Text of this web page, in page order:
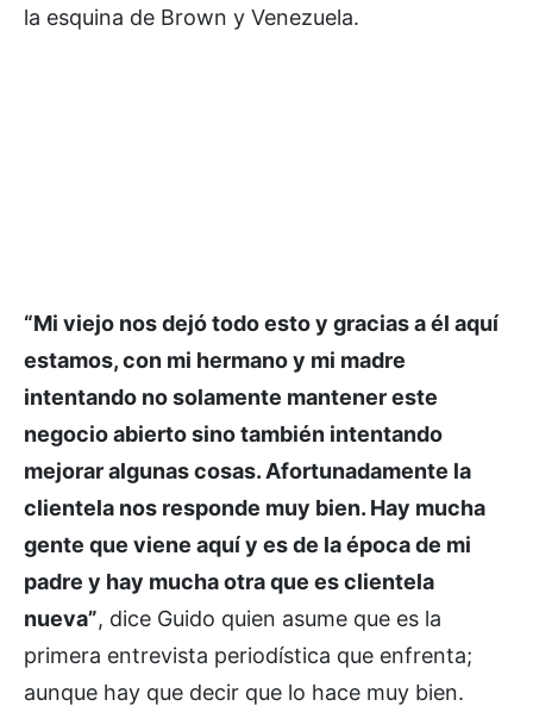
la esquina de Brown y Venezuela.
“Mi viejo nos dejó todo esto y gracias a él aquí
estamos, con mi hermano y mi madre
intentando no solamente mantener este
negocio abierto sino también intentando
mejorar algunas cosas. Afortunadamente la
clientela nos responde muy bien. Hay mucha
gente que viene aquí y es de la época de mi
padre y hay mucha otra que es clientela
nueva”, dice Guido quien asume que es la
primera entrevista periodística que enfrenta;
aunque hay que decir que lo hace muy bien.